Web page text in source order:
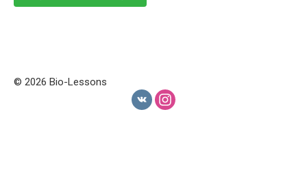
© 2026 Bio-Lessons